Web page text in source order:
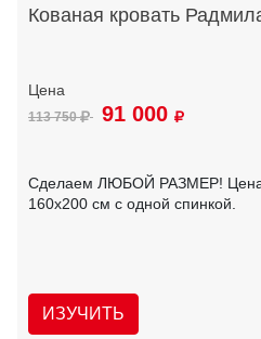
Кованая кровать
113 750 91 000
Сделаем ЛЮБОЙ РАЗМЕР! Цена
160х200 см с одной спинкой.
ИЗУЧИТЬ